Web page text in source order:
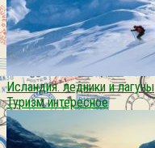
Исландия. ледники и лагуны
Туризм интересное